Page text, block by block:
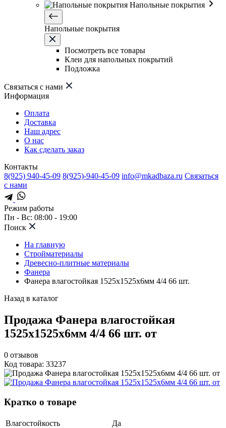
Напольные покрытия
Напольные покрытия
Посмотреть все товары
Клеи для напольных покрытий
Подложка
Связаться с нами
Информация
Оплата
Доставка
Наш адрес
О нас
Как сделать заказ
Контакты
8(925) 940-45-09 8(925)-940-45-09 info@mkadbaza.ru Связаться
с нами
Режим работы
Пн - Вс: 08:00 - 19:00
Поиск
На главную
Стройматериалы
Древесно-плитные материалы
Фанера
Фанера влагостойкая 1525х1525х6мм 4/4 66 шт.
Назад в каталог
Продажа Фанера влагостойкая
1525х1525х6мм 4/4 66 шт. от
0 отзывов
Код товара: 33237
Кратко о товаре
Влагостойкость
Да